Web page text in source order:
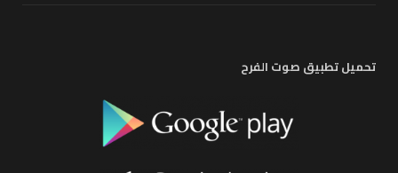
تحميل تطبيق صوت الفرح